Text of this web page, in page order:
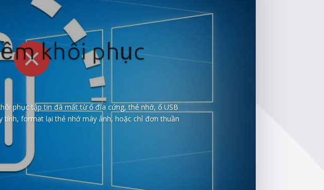
khôi phục
phục tập tin đã mất từ ổ đĩa cứng, thẻ nhớ, ổ USB
tính, format lại thẻ nhớ máy ảnh, hoặc chỉ đơn thuần